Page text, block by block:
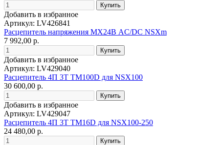
Добавить в избранное
Артикул: LV426841
Расцепитель напряжения MX24В AC/DC NSXm
7 992,00 р.
Добавить в избранное
Артикул: LV429040
Расцепитель 4П 3T TM100D для NSX100
30 600,00 р.
Добавить в избранное
Артикул: LV429047
Расцепитель 4П 3T TM16D для NSX100-250
24 480,00 р.